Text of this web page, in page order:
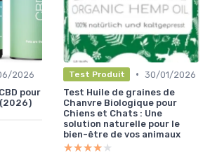
2026
pour
Test Produit • 30/01/2026
Test Huile de graines de
Chanvre Biologique pour
Chiens et Chats : Une
solution naturelle pour le
bien-être de vos animaux
★★★★★
★★★★★